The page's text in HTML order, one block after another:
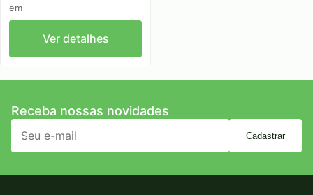
em
Ver detalhes
Receba nossas novidades
Cadastrar